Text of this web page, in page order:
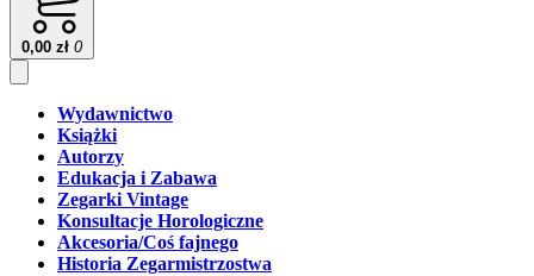
0,00 zł 0
Wydawnictwo
Książki
Autorzy
Edukacja i Zabawa
Zegarki Vintage
Konsultacje Horologiczne
Akcesoria/Coś fajnego
Historia Zegarmistrzostwa